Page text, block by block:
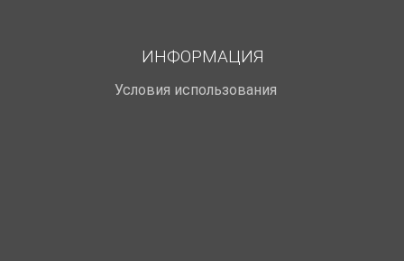
ИНФОРМАЦИЯ
Условия использования